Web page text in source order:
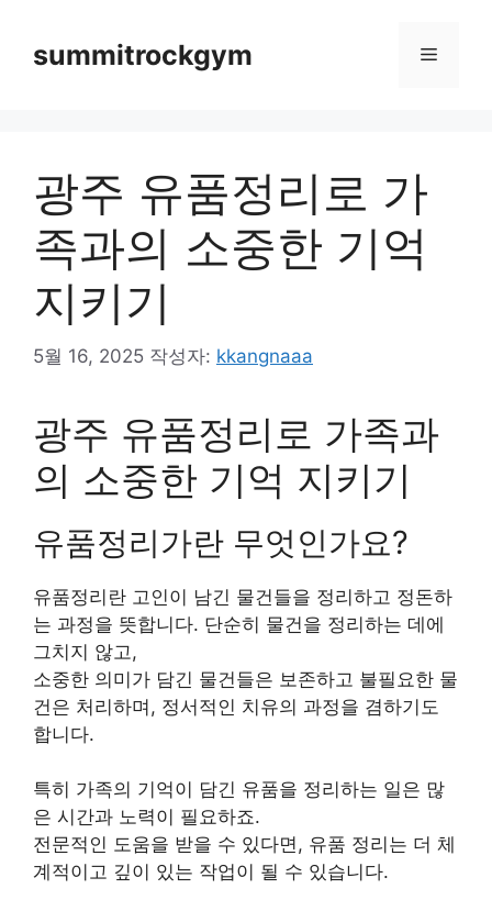
summitrockgym 메
광주 유품정리로 가
족과의 소중한 기억
지키기
5월 16, 2025 작성자: kkangnaaa
광주 유품정리로 가족과
의 소중한 기억 지키기
유품정리가란 무엇인가요?
유품정리란 고인이 남긴 물건들을 정리하고 정돈하
는 과정을 뜻합니다. 단순히 물건을 정리하는 데에
그치지 않고,
소중한 의미가 담긴 물건들은 보존하고 불필요한 물
건은 처리하며, 정서적인 치유의 과정을 겸하기도
합니다.
특히 가족의 기억이 담긴 유품을 정리하는 일은 많
은 시간과 노력이 필요하죠.
전문적인 도움을 받을 수 있다면, 유품 정리는 더 체
계적이고 깊이 있는 작업이 될 수 있습니다.